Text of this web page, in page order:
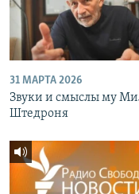
31 МАРТА 2026
Звуки и смыслы му
Штедроня